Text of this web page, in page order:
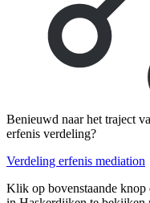
Benieuwd naar het traject
erfenis verdeling?
Verdeling erfenis mediation
Klik op bovenstaande knop